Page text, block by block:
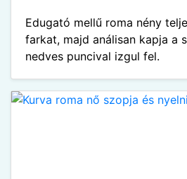
Edugató mellű roma nény
farkat, majd análisan kapja a
nedves puncival izgul fel.